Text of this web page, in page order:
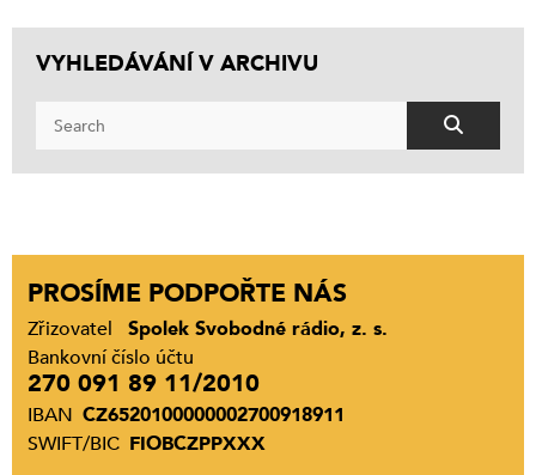
VYHLEDÁVÁNÍ V ARCHIVU
PROSÍME PODPOŘTE NÁS
Zřizovatel
Spolek Svobodné rádio, z. s.
Bankovní číslo účtu
270 091 89 11/2010
IBAN CZ6520100000002700918911
SWIFT/BIC FIOBCZPPXXX